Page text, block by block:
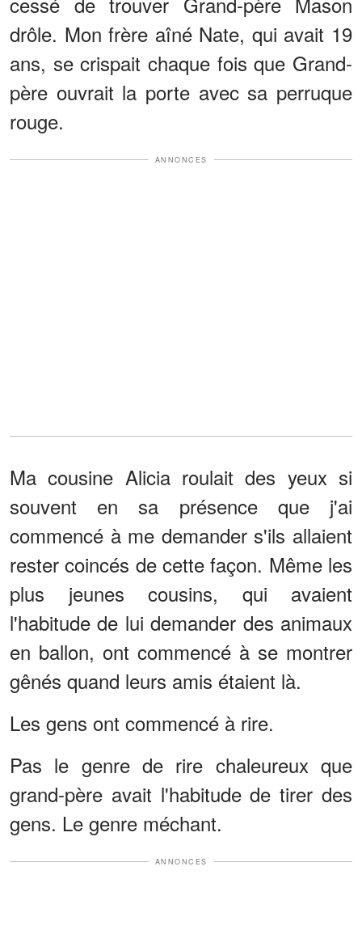
drôle. Mon frère aîné Nate, qui avait 19
ans, se crispait chaque fois que Grand-
père ouvrait la porte avec sa perruque
rouge.
ANNONCES
Ma cousine Alicia roulait des yeux si
souvent en sa présence que j'ai
commencé à me demander s'ils allaient
rester coincés de cette façon. Même les
plus jeunes cousins, qui avaient
l'habitude de lui demander des animaux
en ballon, ont commencé à se montrer
gênés quand leurs amis étaient là.
Les gens ont commencé à rire.
Pas le genre de rire chaleureux que
grand-père avait l'habitude de tirer des
gens. Le genre méchant.
ANNONCES